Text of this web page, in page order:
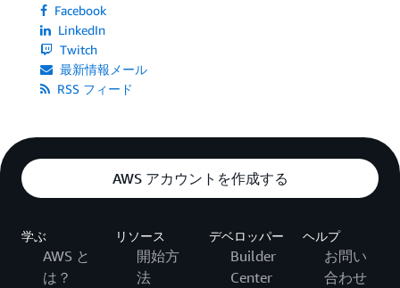
Facebook
LinkedIn
Twitch
最新情報メール
RSS フィード
AWS アカウントを作成する
学ぶ
AWS と
は？
リソース
開始方
法
デベロッパー
Builder
Center
ヘルプ
お問い
合わせ